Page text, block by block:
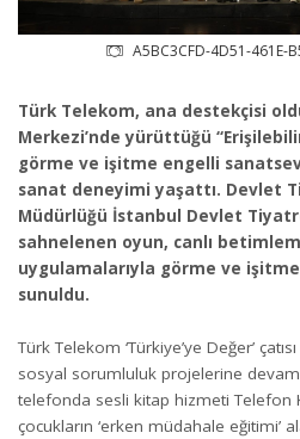
A5BC3CFD-4D51-461E-
Türk Telekom, ana destekçisi
Merkezi’nde yürüttüğü
görme ve işitme engelli
sanat deneyimi yaşattı. Devlet
Müdürlüğü İstanbul Devlet
sahnelenen oyun, canlı
uygulamalarıyla görme ve
sunuldu.
Türk Telekom ‘Türkiye’ye Değer’
sosyal sorumluluk projelerine devam
telefonda sesli kitap hizmeti Telefon
çocukların ‘erken müdahale eğitimi’